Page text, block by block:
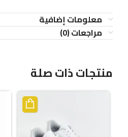
معلومات إضافية
مراجعات (0)
منتجات ذات صلة